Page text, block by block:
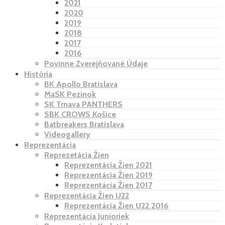
2021
2020
2019
2018
2017
2016
Povinne Zverejňované Údaje
História
BK Apollo Bratislava
MaSK Pezinok
SK Trnava PANTHERS
SBK CROWS Košice
Batbreakers Bratislava
Videogallery
Reprezentácia
Reprezetácia Žien
Reprezentácia Žien 2021
Reprezentácia Žien 2019
Reprezentácia Žien 2017
Reprezentácia Žien U22
Reprezentácia Žien U22 2016
Reprezentácia Junioriek